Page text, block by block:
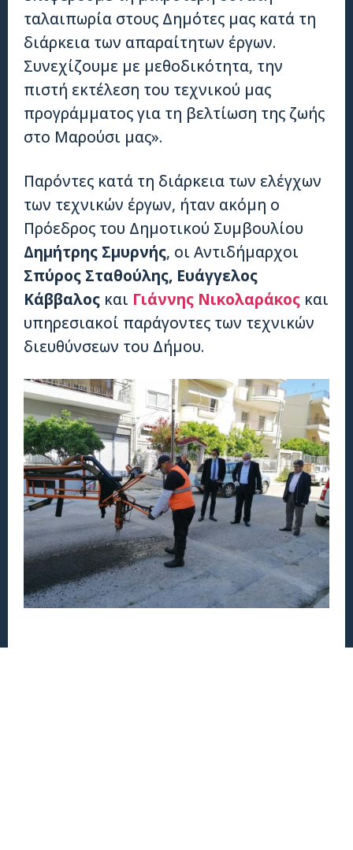
ταλαιπωρία στους Δημότες μας κατά τη
διάρκεια των απαραίτητων έργων.
Συνεχίζουμε με μεθοδικότητα, την
πιστή εκτέλεση του τεχνικού μας
προγράμματος για τη βελτίωση της ζωής
στο Μαρούσι μας».
Παρόντες κατά τη διάρκεια των ελέγχων
των τεχνικών έργων, ήταν ακόμη ο
Πρόεδρος του Δημοτικού Συμβουλίου
Δημήτρης Σμυρνής, οι Αντιδήμαρχοι
Σπύρος Σταθούλης, Ευάγγελος
Κάββαλος και Γιάννης Νικολαράκος και
υπηρεσιακοί παράγοντες των τεχνικών
διευθύνσεων του Δήμου.